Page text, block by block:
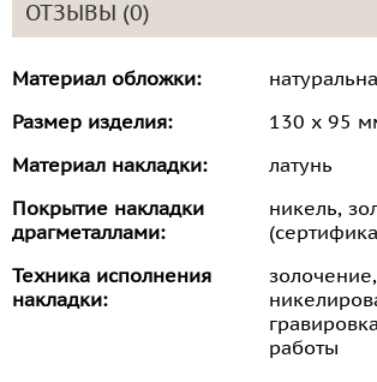
ОТЗЫВЫ (0)
Материал обложки:
Размер изделия:
130 х 95
Материал накладки:
латунь
Покрытие накладки
драгметаллами:
никель,
Техника исполнения
накладки:
работы